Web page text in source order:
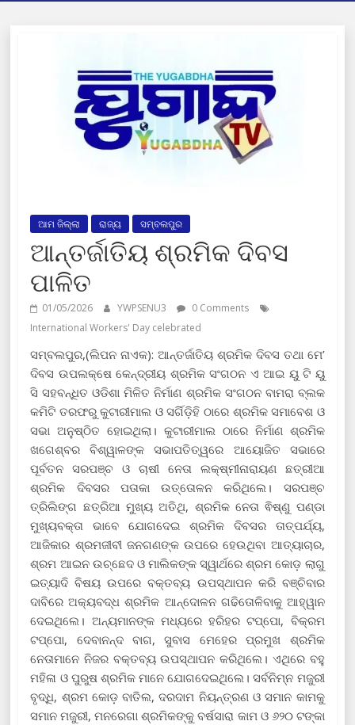
ଆମ ଜିଲ୍ଲା ରାଜ୍ୟ ସମ୍ବଲପୁର
ଆନ୍ତର୍ଜାତିୟ ଶ୍ରମିକ ଦିବସ
ପାଳିତ
01/05/2026 YWPSENU3
0 Comments
International Workers' Day celebrated
ସମ୍ବଲପୁର,(ଲିପନ ନାଏକ): ଆନ୍ତର୍ଜାତିୟ ଶ୍ରମିକ ଦିବସ ତଥା ମେ’
ଦିବସ ଉପଲକ୍ଷେ କେନ୍ଦ୍ରୀୟ ଶ୍ରମିକ ସଂଗଠନ ଏ ଆଇ ୟୁ ଟି ୟୁ
ସି ସହବନ୍ଧିତ ଓଡିଶା ମିଳିତ ନିର୍ମାଣ ଶ୍ରମିକ ସଂଗଠନ ବାମରା ବ୍ଲକ
କମିଟି ତରଫରୁ କୁଟାରୀମାଲ ଓ ସର୍ଗିଡ଼ିହି ଠାରେ ଶ୍ରମିକ ସମାବେଶ ଓ
ସଭା ଅନୁଷ୍ଠିତ ହୋଇଥିଲା। କୁଟାରୀମାଲ ଠାରେ ନିର୍ମାଣ ଶ୍ରମିକ
ଖଗେଶ୍ବର ବିଶ୍ୱାଳଙ୍କ ସଭାପତିତ୍ୱରେ ଆୟୋଜିତ ସଭାରେ
ପୂର୍ବତନ ସରପଞ୍ଚ ଓ ଚାଷୀ ନେତା ଲକ୍ଷ୍ମୀନାରାୟଣ ଛତ୍ରୀଆ
ଶ୍ରମିକ ଦିବସର ପତାକା ଉତ୍ତୋଳନ କରିଥିଲେ। ସରପଞ୍ଚ
ତ୍ରିଲିଙ୍ଗ ଛତ୍ରିଆ ମୁଖ୍ୟ ଅତିଥି, ଶ୍ରମିକ ନେତା ଵିଷ୍ଣୁ ପଣ୍ଡା
ମୁଖ୍ୟବକ୍ତା ଭାବେ ଯୋଗଦେଇ ଶ୍ରମିକ ଦିବସର ତାତ୍ପର୍ଯ୍ୟ,
ଆଜିକାର ଶ୍ରମଜୀବୀ ଜନଗଣଙ୍କ ଉପରେ ହେଉଥିବା ଆତ୍ୟାଚାର,
ଶ୍ରମ ଆଇନ ଉଚ୍ଛେଦ ଓ ମାଲିକଙ୍କ ସ୍ୱାର୍ଥରେ ଶ୍ରମ କୋଡ଼ ଲାଗୁ
ଇତ୍ୟାଦି ବିଷୟ ଉପରେ ବକ୍ତବ୍ୟ ଉପସ୍ଥାପନ କରି ବଞ୍ଚିବାର
ଦାବିରେ ଅକ୍ୟବଦ୍ଧ ଶ୍ରମିକ ଆନ୍ଦୋଳନ ଗଢିତୋଳିବାକୁ ଆହ୍ୱାନ
ଦେଇଥିଲେ। ଅନ୍ୟମାନଙ୍କ ମଧ୍ୟରେ ହରିହର ଟପ୍ପୋ, ବିକ୍ରମ
ଟପ୍ପୋ, ଦେବାନନ୍ଦ ବାଗ, ସୁବାସ ମେହେର ପ୍ରମୁଖ ଶ୍ରମିକ
ନେତାମାନେ ନିଜର ବକ୍ତବ୍ୟ ଉପସ୍ଥାପନ କରିଥିଲେ। ଏଥିରେ ବହୁ
ମହିଳା ଓ ପୁରୁଷ ଶ୍ରମିକ ମାନେ ଯୋଗଦେଇଥିଲେ। ସର୍ବନିମ୍ନ ମଜୁରୀ
ବୃଦ୍ଧି, ଶ୍ରମ କୋଡ଼ ବାତିଲ, ଦରଦାମ ନିୟନ୍ତ୍ରଣ ଓ ସମାନ କାମକୁ
ସମାନ ମଜୁରୀ, ମନରେଗା ଶ୍ରମିକଙ୍କୁ ବର୍ଷସାରା କାମ ଓ ୬୨୦ ଟଙ୍କା